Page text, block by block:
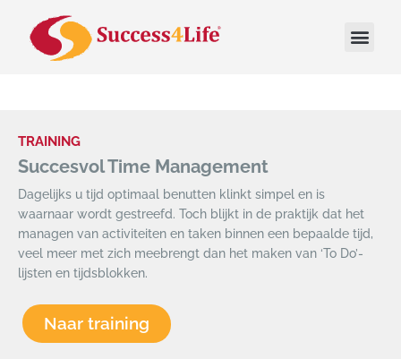
TRAINING
Succesvol Time Management
Dagelijks u tijd optimaal benutten klinkt simpel en is
waarnaar wordt gestreefd. Toch blijkt in de praktijk dat het
managen van activiteiten en taken binnen een bepaalde tijd,
veel meer met zich meebrengt dan het maken van ‘To Do’-
lijsten en tijdsblokken.
Naar training